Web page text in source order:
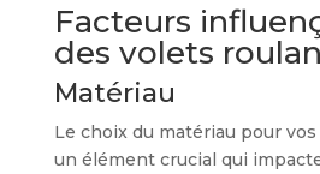
Facteurs
des volets
Matériau
Le choix du matériau pour
un élément crucial qui